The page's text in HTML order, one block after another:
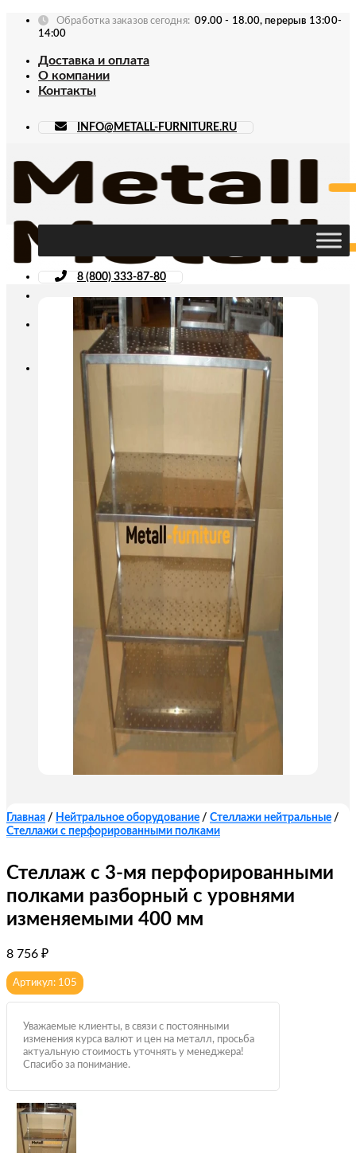
Skip
Обработка заказов сегодня: 09.00 - 18.00, перерыв 13:00-
14:00
Доставка и оплата
О компании
Контакты
INFO@METALL-FURNITURE.RU
8 (800) 333-87-80
Главная / Нейтральное оборудование / Стеллажи нейтральные /
Стеллажи с перфорированными полками
Стеллаж с 3-мя перфорированными
полками разборный с уровнями
изменяемыми 400 мм
8 756 ₽
Артикул: 105
Уважаемые клиенты, в связи с постоянными
изменения курса валют и цен на металл, просьба
актуальную стоимость уточнять у менеджера!
Спасибо за понимание.